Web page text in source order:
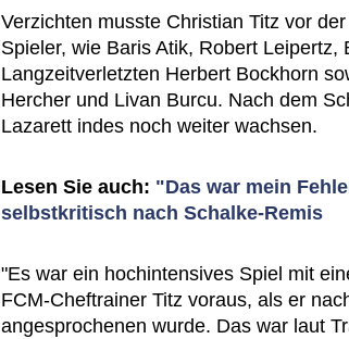
Verzichten musste Christian Titz vor
Spieler, wie Baris Atik, Robert Leipertz,
Langzeitverletzten Herbert Bockhorn
Hercher und Livan Burcu. Nach dem
Lazarett indes noch weiter wachsen.
Lesen Sie auch: "Das war mein
selbstkritisch nach Schalke-Remis
"Es war ein hochintensives Spiel mit
FCM-Cheftrainer Titz voraus, als er
angesprochenen wurde. Das war laut